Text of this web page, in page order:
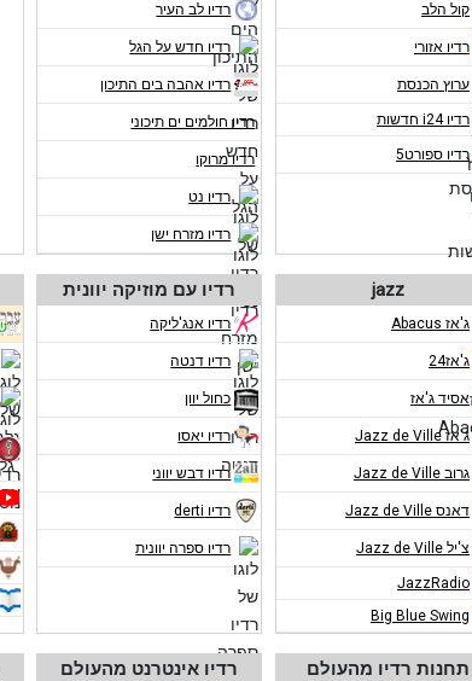
קול הלב
רדיו אזורי
ערוץ הכנסת
רדיו i24 חדשות
רדיו ספורט5
רדיו לב העיר
רדיו חדש על הגל
רדיו אהבה בים התיכון
רדיו חולמים ים תיכוני
רדיו מרוקו
רדיו נט
רדיו מזרח ישן
jazz
ג'אז Abacus
ג'אז24
אסיד ג'אז
ג'אז Jazz de Ville
גרוב Jazz de Ville
דאנס Jazz de Ville
צ'יל Jazz de Ville
JazzRadio
Big Blue Swing
רדיו עם מוזיקה יוונית
רדיו אנג'ליקה
רדיו דנטה
כחול יוון
רדיו יאסו
רדיו דבש יווני
רדיו derti
רדיו ספרה יוונית
תחנות רדיו מהעולם רדיו אינטרנט מהעולם